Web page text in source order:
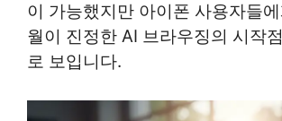
이 가능했지만 아이폰 사용자들
월이 진정한 AI 브라우징의 시작
로 보입니다.